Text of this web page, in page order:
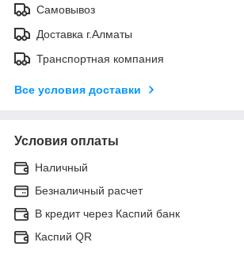
Самовывоз
Доставка г.Алматы
Транспортная компания
Все условия доставки
Условия оплаты
Наличный
Безналичный расчет
В кредит через Каспий банк
Каспий QR